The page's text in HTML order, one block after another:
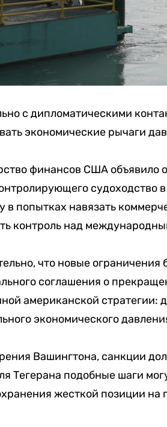
с дипломатическими
экономические рычаги
финансов США объявило
судоходство
в попытках навязать
контроль над
что новые
соглашения о
американской стратегии:
экономического
Вашингтона, санкции
Тегерана подобные шаги
жесткой позиции на